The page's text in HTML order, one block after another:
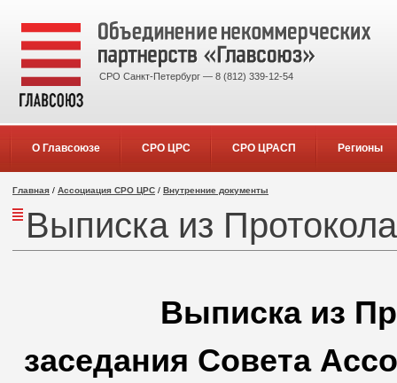
СРО Санкт-Петербург — 8 (812) 339-12-54
О Главсоюзе СРО ЦРС СРО ЦРАСП Регионы
Главная / Ассоциация СРО ЦРС / Внутренние документы
Выписка из
Выписка из
заседания Совета